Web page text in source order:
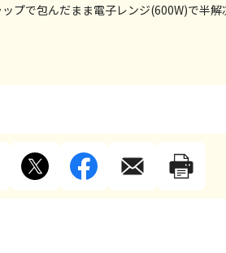
プで包んだまま電子レンジ(600W)で半